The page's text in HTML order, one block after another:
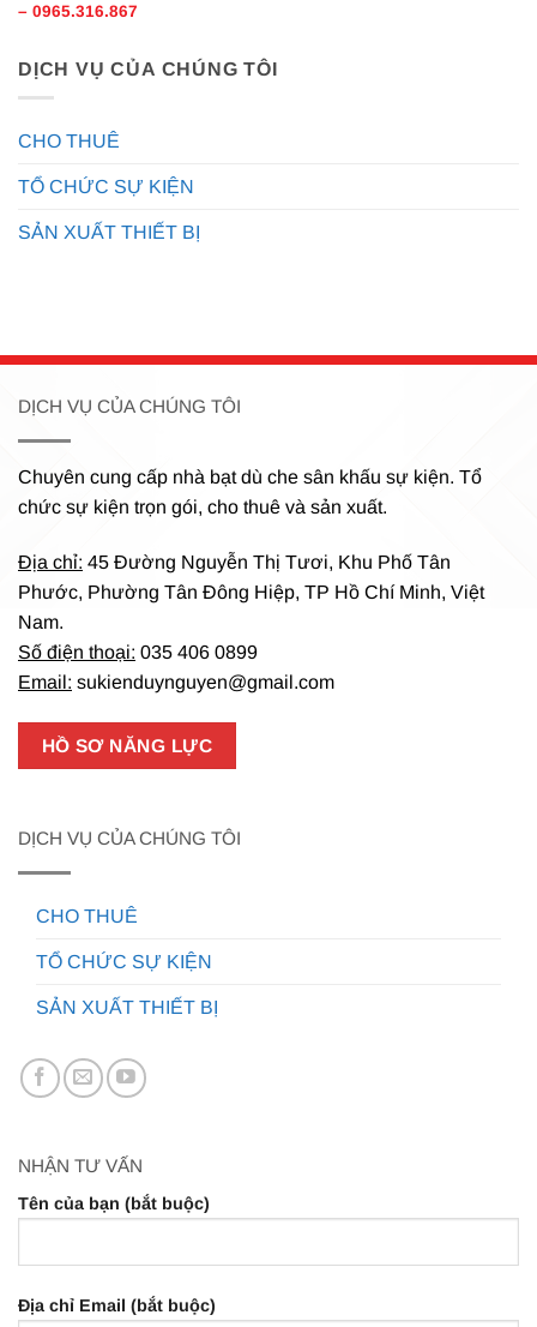
– 0965.316.867
DỊCH VỤ CỦA CHÚNG TÔI
CHO THUÊ
TỔ CHỨC SỰ KIỆN
SẢN XUẤT THIẾT BỊ
DỊCH VỤ CỦA CHÚNG TÔI
Chuyên cung cấp nhà bạt dù che sân khấu sự kiện. Tổ
chức sự kiện trọn gói, cho thuê và sản xuất.
Địa chỉ: 45 Đường Nguyễn Thị Tươi, Khu Phố Tân
Phước, Phường Tân Đông Hiệp, TP Hồ Chí Minh, Việt
Nam.
Số điện thoại: 035 406 0899
Email: sukienduynguyen@gmail.com
HỒ SƠ NĂNG LỰC
DỊCH VỤ CỦA CHÚNG TÔI
CHO THUÊ
TỔ CHỨC SỰ KIỆN
SẢN XUẤT THIẾT BỊ
NHẬN TƯ VẤN
Tên của bạn (bắt buộc)
Địa chỉ Email (bắt buộc)